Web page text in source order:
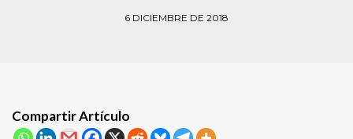
6 DICIEMBRE DE 2018
Compartir Artículo